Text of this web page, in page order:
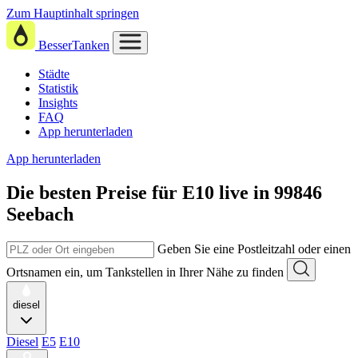
Zum Hauptinhalt springen
BesserTanken
Städte
Statistik
Insights
FAQ
App herunterladen
App herunterladen
Die besten Preise für E10 live in 99846
Seebach
Geben Sie eine Postleitzahl oder einen
Ortsnamen ein, um Tankstellen in Ihrer Nähe zu finden
diesel
Diesel E5 E10